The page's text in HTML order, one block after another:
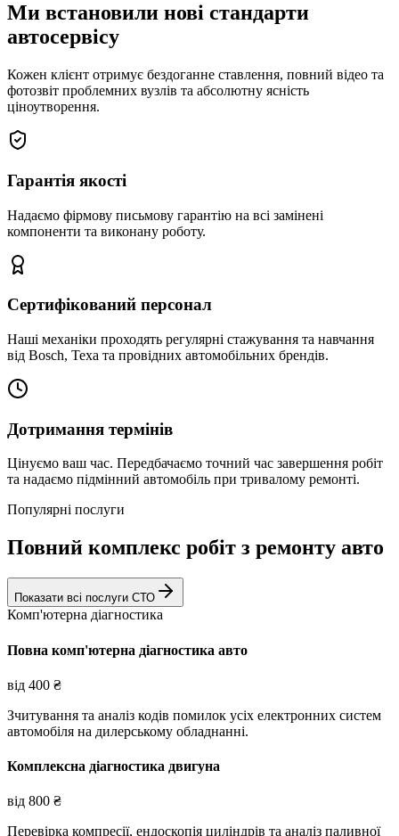
Ми встановили нові стандарти
автосервісу
Кожен клієнт отримує бездоганне ставлення, повний відео та
фотозвіт проблемних вузлів та абсолютну ясність
ціноутворення.
Гарантія якості
Надаємо фірмову письмову гарантію на всі замінені
компоненти та виконану роботу.
Сертифікований персонал
Наші механіки проходять регулярні стажування та навчання
від Bosch, Texa та провідних автомобільних брендів.
Дотримання термінів
Цінуємо ваш час. Передбачаємо точний час завершення робіт
та надаємо підмінний автомобіль при тривалому ремонті.
Популярні послуги
Повний комплекс робіт з ремонту авто
Показати всі послуги СТО
Комп'ютерна діагностика
Повна комп'ютерна діагностика авто
від 400 ₴
Зчитування та аналіз кодів помилок усіх електронних систем
автомобіля на дилерському обладнанні.
Комплексна діагностика двигуна
від 800 ₴
Перевірка компресії, ендоскопія циліндрів та аналіз паливної